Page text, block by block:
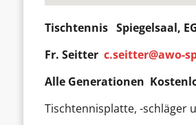
Tischtennis Spiegelsaal,
Fr. Seitterc.seitter@awo-
Alle Generationen
Tischtennisplatte, -schläger